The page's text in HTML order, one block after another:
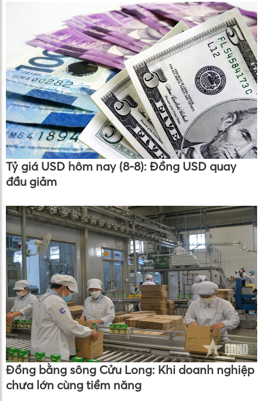
Tỷ giá USD hôm nay (8-8): Đồng USD quay
đầu giảm
Đồng bằng sông Cửu Long: Khi doanh nghiệp
chưa lớn cùng tiềm năng